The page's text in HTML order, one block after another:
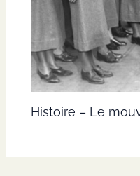
Histoire – Le